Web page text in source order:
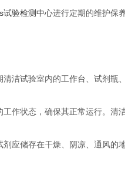
试验检测中心进行定期的维护保
试验室内的工作台、试剂瓶
状态，确保其正常运行。清
储存在干燥、阴凉、通风的